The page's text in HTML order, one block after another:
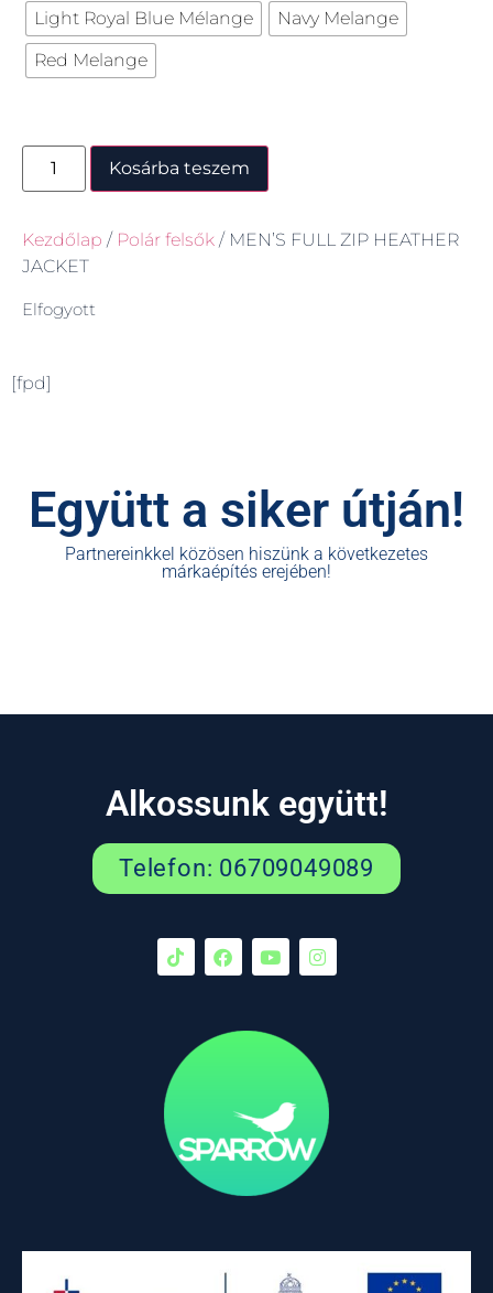
Light Royal Blue Mélange
Navy Melange
Red Melange
Kosárba teszem
Kezdőlap / Polár felsők / MEN’S FULL ZIP HEATHER
JACKET
Elfogyott
[fpd]
Együtt a siker útján!
Partnereinkkel közösen hiszünk a következetes
márkaépítés erejében!
Alkossunk együtt!
Telefon: 06709049089